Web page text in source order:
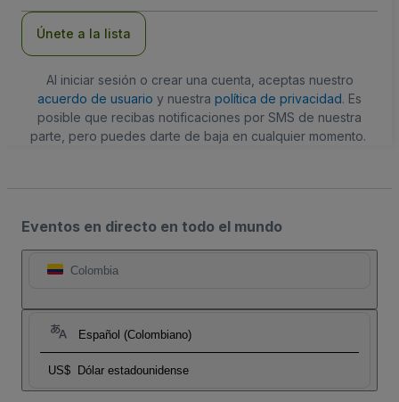
Únete a la lista
Al iniciar sesión o crear una cuenta, aceptas nuestro
acuerdo de usuario y nuestra política de privacidad. Es
posible que recibas notificaciones por SMS de nuestra
parte, pero puedes darte de baja en cualquier momento.
Eventos en directo en todo el mundo
Colombia
Español (Colombiano)
US$ Dólar estadounidense